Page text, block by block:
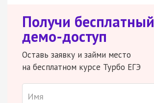
Получи бесплатный
демо-доступ
Оставь заявку и займи место
на бесплатном курсе Турбо ЕГЭ